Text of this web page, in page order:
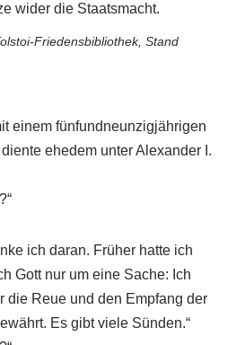
wider die Staatsmacht.
Friedensbibliothek, Stand
einem fünfundneunzigjährigen
ehedem unter Alexander I.
ich daran. Früher hatte ich
Gott nur um eine Sache: Ich
die Reue und den Empfang der
Es gibt viele Sünden.“